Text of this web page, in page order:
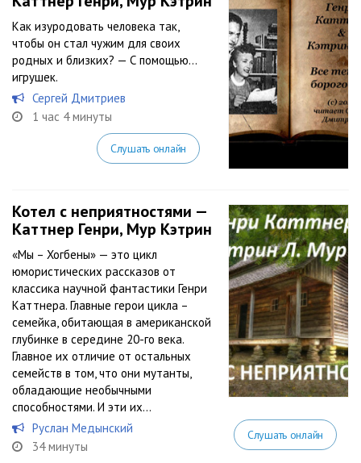
Как изуродовать человека так,
чтобы он стал чужим для своих
родных и близких? — С помощью…
игрушек.
Сергей Дмитриев
1 час 4 минуты
Слушать онлайн
Котел с неприятностями —
Каттнер Генри, Мур Кэтрин
«Мы – Хогбены» — это цикл
юмористических рассказов от
классика научной фантастики Генри
Каттнера. Главные герои цикла –
семейка, обитающая в американской
глубинке в середине 20-го века.
Главное их отличие от остальных
семейств в том, что они мутанты,
обладающие необычными
способностями. И эти их...
Руслан Медынский
34 минуты
Слушать онлайн